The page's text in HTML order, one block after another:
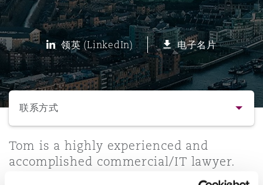
Emergency Response & Crisis
Management
Finance & Leasing
Insurance Coverage
劳动、养老金和移民n
金融
技术、外包与数据
险和再保险
Employers' & Public Liability
Employment Practices
Financial Institutions,
目和建筑工程
Public Procurement
房地产
管法规与调查
Fraud & White-Collar Crime
Internal Investigations
Safety, Security, Health &
Eco Audit
罗比 – 联营办公室
港
隆坡 – 联营办公室
尔本
德里 – 联营办公室
保罗
达
雅得
拉斯
佛
萨斯城
里
柏林（圣史蒂芬绿地大厦）
塞尔多夫
领英 (LinkedIn) 电子名片
选择所需部分
联系方式
联系方式
Tom is a highly experienced and
accomplished commercial/IT lawyer.
His practice centres on providing